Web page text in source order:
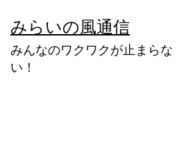
ン
テ
みらいの風通信
みんなのワクワクが止まらな
い！